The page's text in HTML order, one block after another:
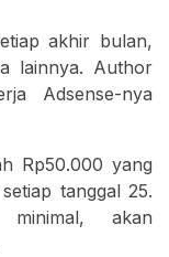
akhir bulan,
lainnya. Author
Adsense-nya
Rp50.000 yang
tanggal 25.
akan